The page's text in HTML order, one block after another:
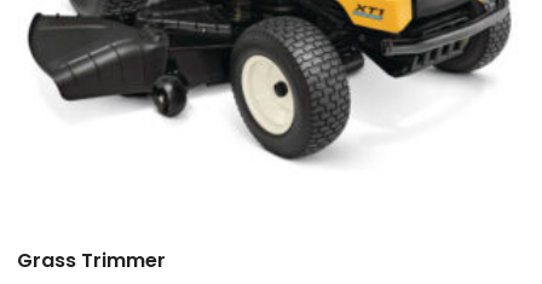
Grass Trimmer